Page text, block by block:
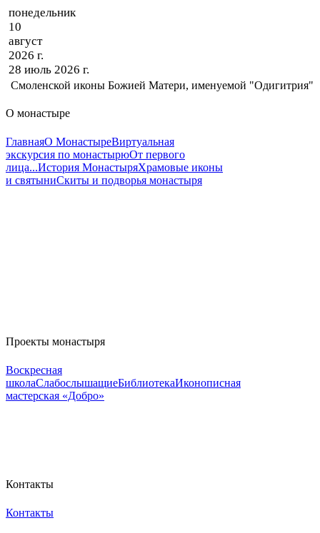
понедельник
10
август
2026 г.
28 июль 2026 г.
Смоленской иконы Божией Матери, именуемой "Одигитрия"
О монастыре
ГлавнаяО МонастыреВиртуальная
экскурсия по монастырюОт первого
лица...История МонастыряХрамовые иконы
и святыниСкиты и подворья монастыря
Проекты монастыря
Воскресная
школаСлабослышащиеБиблиотекаИконописная
мастерская «Добро»
Контакты
Контакты